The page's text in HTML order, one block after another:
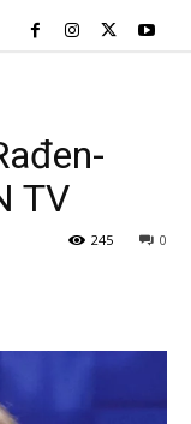
TV
0
245